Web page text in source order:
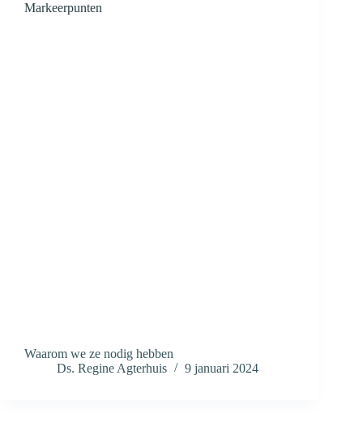
Markeerpunten
Waarom we ze nodig hebben
Ds. Regine Agterhuis
9 januari 2024